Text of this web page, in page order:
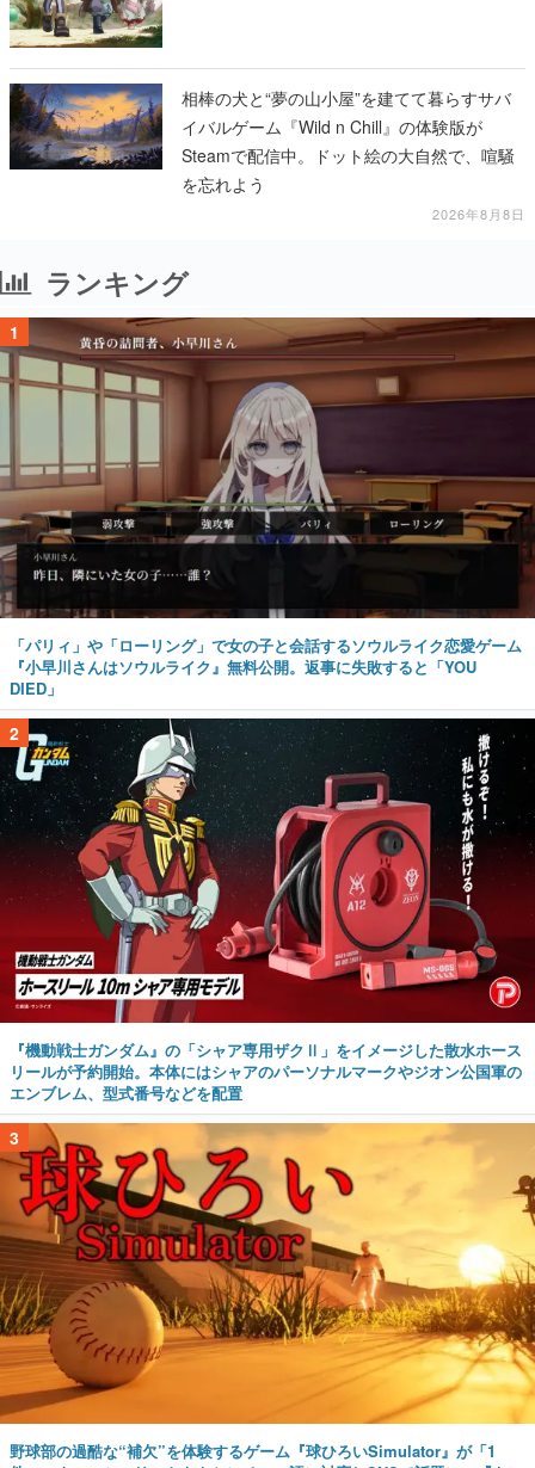
相棒の犬と“夢の山小屋”を建てて暮らすサバ
イバルゲーム『Wild n Chill』の体験版が
Steamで配信中。ドット絵の大自然で、喧騒
を忘れよう
2026年8月8日
ランキング
1
「パリィ」や「ローリング」で女の子と会話するソウルライク恋愛ゲーム
『小早川さんはソウルライク』無料公開。返事に失敗すると「YOU
DIED」
2
『機動戦士ガンダム』の「シャア専用ザクⅡ」をイメージした散水ホース
リールが予約開始。本体にはシャアのパーソナルマークやジオン公国軍の
エンブレム、型式番号などを配置
3
野球部の過酷な“補欠”を体験するゲーム『球ひろいSimulator』が「1